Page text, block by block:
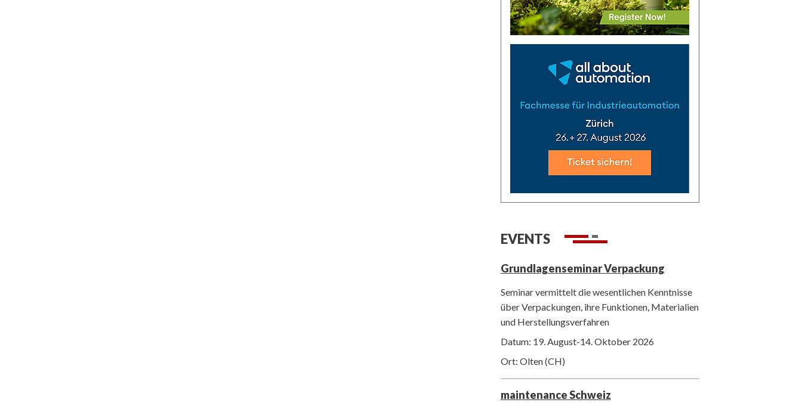
EVENTS
Grundlagenseminar Verpackung
Seminar vermittelt die wesentlichen Kenntnisse
über Verpackungen, ihre Funktionen, Materialien
und Herstellungsverfahren
Datum: 19. August-14. Oktober 2026
Ort: Olten (CH)
maintenance Schweiz